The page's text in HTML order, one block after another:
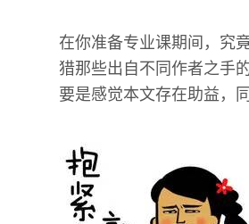
在你准备专业课期间，究
猎那些出自不同作者之手
要是感觉本文存在助益，